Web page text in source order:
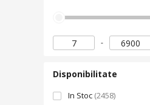
Disponibilitate
In Stoc (2458)